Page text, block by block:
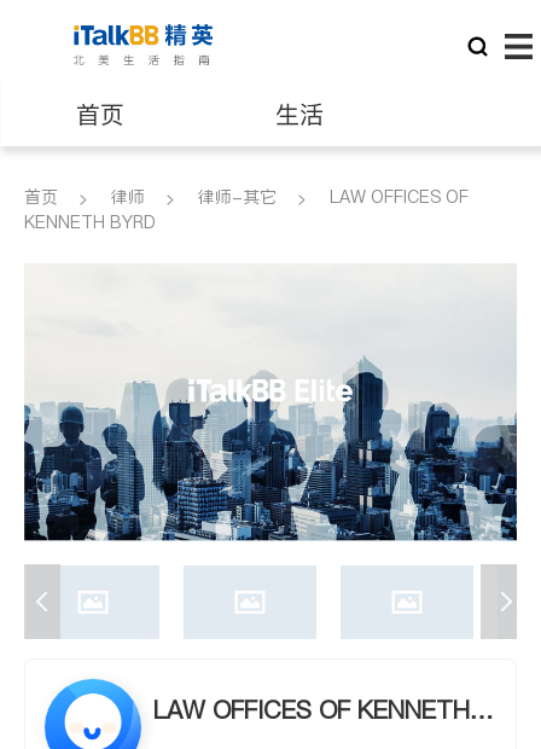
首页 生活
医生 律师
养老 非盈利组织
首页 律师 律师-其它
LAW OFFICES OF
KENNETH BYRD
LAW OFFICES OF KENNETH B